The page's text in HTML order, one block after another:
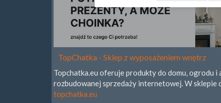
TopChatka - Sklep z wyposażeniem wnętrz
Topchatka.eu oferuje produkty do domu, ogrodu
rozbudowanej sprzedaży internetowej. W sklepie
topchatka.eu